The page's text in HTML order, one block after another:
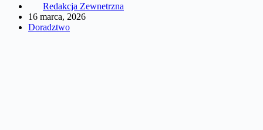
Redakcja Zewnetrzna
16 marca, 2026
Doradztwo